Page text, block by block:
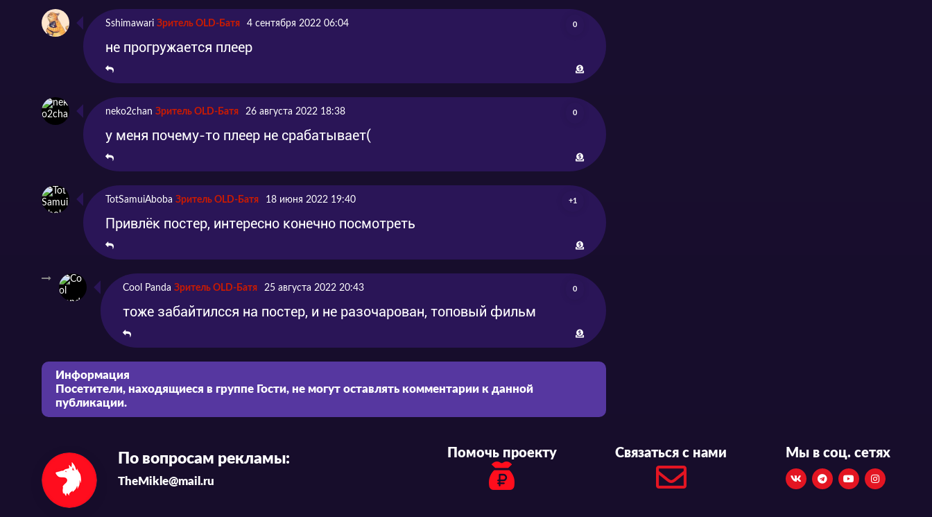
Sshimawari Зритель OLD-Батя 4 сентября 2022 06:04 0
не прогружается плеер
neko2chan Зритель OLD-Батя 26 августа 2022 18:38 0
у меня почему-то плеер не срабатывает(
TotSamuiAboba Зритель OLD-Батя 18 июня 2022 19:40 +1
Привлёк постер, интересно конечно посмотреть
Cool Panda Зритель OLD-Батя 25 августа 2022 20:43 0
тоже забайтилсся на постер, и не разочарован, топовый фильм
Информация
Посетители, находящиеся в группе Гости, не могут оставлять комментарии к данной
публикации.
По вопросам рекламы:
TheMikle@mail.ru
Помочь проекту Связаться с нами Мы в соц. сетях